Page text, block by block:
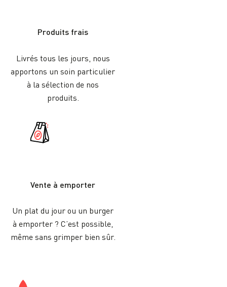
Produits frais
Livrés tous les jours, nous
apportons un soin particulier
à la sélection de nos
produits.
Vente à emporter
Un plat du jour ou un burger
à emporter ? C’est possible,
même sans grimper bien sûr.